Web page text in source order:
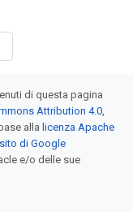
di questa pagina
Attribution 4.0,
alla licenza Apache
di Google
e/o delle sue